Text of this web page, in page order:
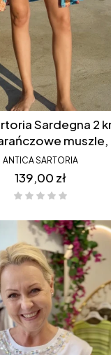
Sardegna 2
drapowany dół,
ANTICA SARTORIA
Cena
139,00 zł